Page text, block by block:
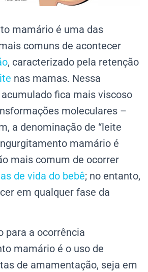
mamário é uma das
comuns de acontecer
, caracterizado pela retenção
nas mamas. Nessa
fica mais viscoso
moleculares –
a denominação de “leite
mamário é
mais comum de ocorrer
de vida do bebê; no entanto,
em qualquer fase da
para a ocorrência
mamário é o uso de
de amamentação, seja em